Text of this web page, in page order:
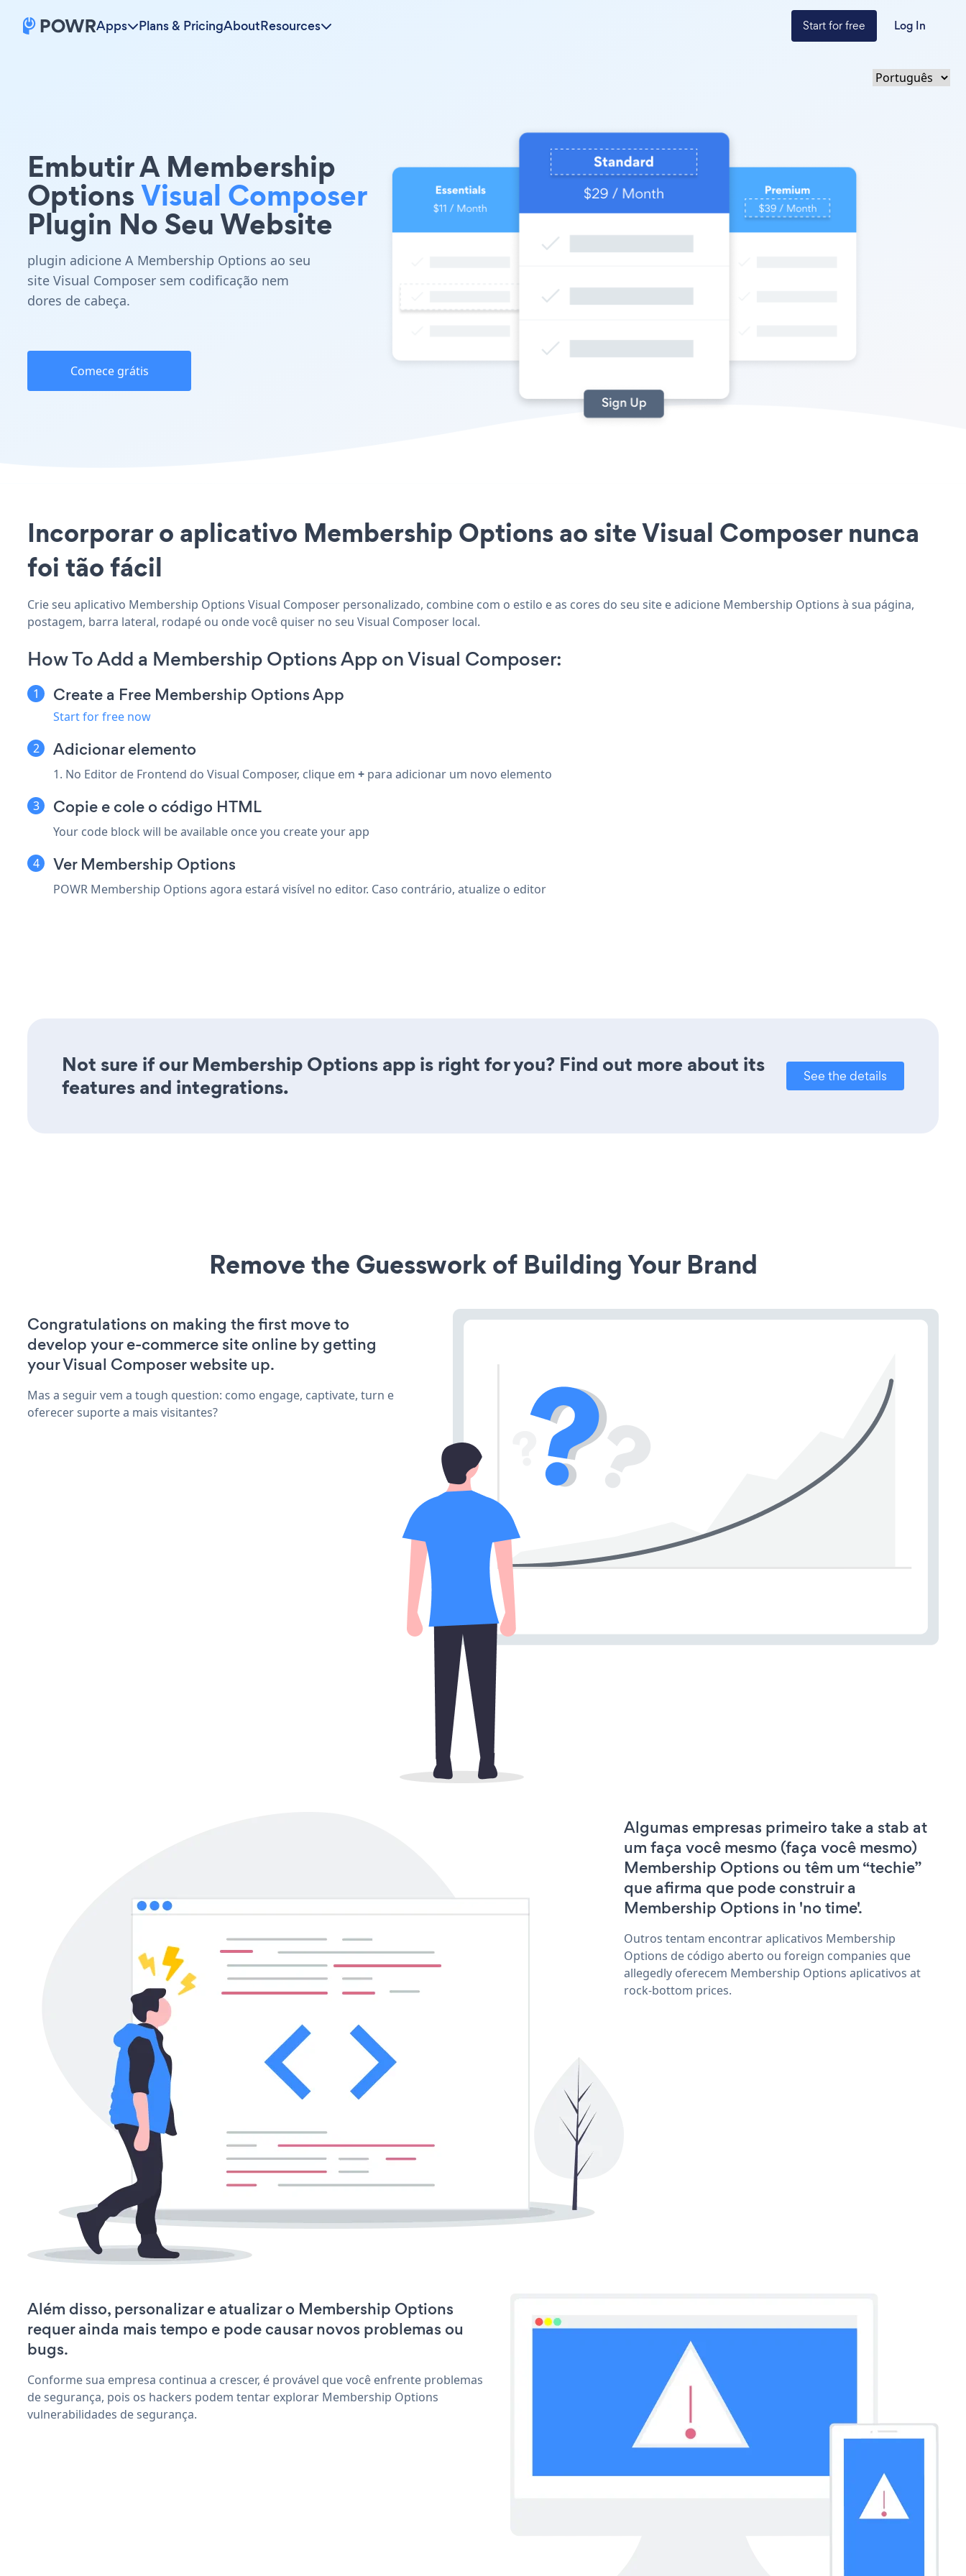
Apps Plans & PricingAboutResources Start for free Log In
Embutir A Membership
OptionsVisual Composer
Plugin No Seu Website
plugin adicione A Membership Options ao seu
site Visual Composer sem codificação nem
dores de cabeça.
Comece grátis
Incorporar o aplicativo Membership Options ao site Visual Composer nunca
foi tão fácil
Crie seu aplicativo Membership Options Visual Composer personalizado, combine com o estilo e as cores do seu site e adicione Membership Options à sua página,
postagem, barra lateral, rodapé ou onde você quiser no seu Visual Composer local.
How To Add a Membership Options App on Visual Composer:
Create a Free Membership Options App
Start for free now
Adicionar elemento
1. No Editor de Frontend do Visual Composer, clique em + para adicionar um novo elemento
Copie e cole o código HTML
Your code block will be available once you create your app
Ver Membership Options
POWR Membership Options agora estará visível no editor. Caso contrário, atualize o editor
Not sure if our Membership Options app is right for you? Find out more about its
features and integrations.
See the details
Remove the Guesswork of Building Your Brand
Congratulations on making the first move to
develop your e-commerce site online by getting
your Visual Composer website up.
Mas a seguir vem a tough question: como engage, captivate, turn e
oferecer suporte a mais visitantes?
Algumas empresas primeiro take a stab at
um faça você mesmo (faça você mesmo)
Membership Options ou têm um “techie”
que afirma que pode construir a
Membership Options in 'no time'.
Outros tentam encontrar aplicativos Membership
Options de código aberto ou foreign companies que
allegedly oferecem Membership Options aplicativos at
rock-bottom prices.
Além disso, personalizar e atualizar o Membership Options
requer ainda mais tempo e pode causar novos problemas ou
bugs.
Conforme sua empresa continua a crescer, é provável que você enfrente problemas
de segurança, pois os hackers podem tentar explorar Membership Options
vulnerabilidades de segurança.